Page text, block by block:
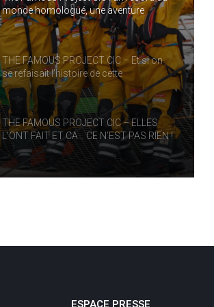
monde homologué, une aventure
collective soutenue par IDEC SPORT
THE FAMOUS PROJECT CIC – Et si on
se refaisait l’histoire de cette
performance historique !
THE FAMOUS PROJECT CIC – ELLES
L’ONT FAIT ET CA… CE N’EST PAS RIEN !
THE FAMOUS PROJECT CIC – CARNET
ESPACE PRESSE